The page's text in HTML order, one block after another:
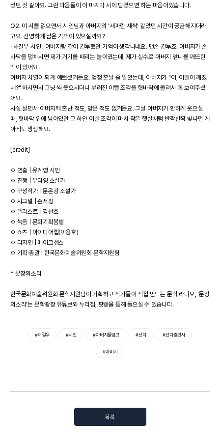
셨던 것 같아요. 그런 마음들이 이 마지막 시에 담겼으면 하는 마음이었습니다.
Q2. 이 시를 읽으면서 시인님과 아버지의 '새파란 새싹' 같았던 시간이 궁금해지더라
고요. 선명하게 남은 기억이 있으실까요?
· 채길우 시인 : 아버지랑 같이 권투했던 기억이 생각나네요. 맨손 권투죠. 아버지가 손
바닥을 펼치시면 제가 거기를 때리는 놀이였는데, 제가 실수로 아버지 앞니를 깨뜨린
적이 있어요.
아버지 치열이 되게 예쁘셨거든요. 엄청 혼날 줄 알았는데, 아버지가 "어, 이빨이 깨졌
네?" 하시면서 그냥 씩 웃으시더니 부러진 이빨 조각을 혓바닥에 올려서 톡 보여주셨
어요.
사실 살면서 아버지께 혼난 적도, 맞은 적도 없거든요. 그날 아버지가 환하게 웃으실
때, 혓바닥 위에 남아있던 그 하얀 이빨 조각이 마치 작은 햇살처럼 반짝반짝 빛나던 게
아직도 생생해요.
[credit]
ㅇ 연출 | 유계영 시인
ㅇ 진행 | 우다영 소설가
ㅇ 구성작가 | 문은강 소설가
ㅇ 시그널 | 손서정
ㅇ 일러스트 | 김산호
ㅇ 녹음 | 문화기획봄볕
ㅇ 쇼츠 | 아이디어랩(이용호)
ㅇ 디자인 | 메이크센스
ㅇ 기획·총괄 | 한국문화예술위원회 문학지원팀
* 문장의소리
한국문화예술위원회 문학지원팀이 기획하고 작가들이 직접 만드는 문학 라디오, '문장
의소리'는 문학광장 유튜브와 누리집, 팟빵을 통해 들으실 수 있습니다.
#채길우 #시인 #아버지를업고 #난다 #난다출판사
#아버지
목록